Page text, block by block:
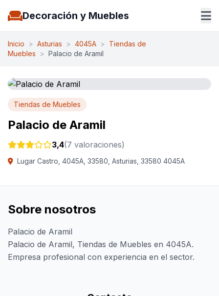
Decoración y Muebles
Inicio > Asturias > 4045A > Tiendas de
Muebles
> Palacio de Aramil
Tiendas de Muebles
Palacio de Aramil
3,4(7 valoraciones)
Lugar Castro, 4045A, 33580, Asturias, 33580 4045A
Sobre nosotros
Palacio de Aramil
Palacio de Aramil, Tiendas de Muebles en 4045A.
Empresa profesional con experiencia en el sector.